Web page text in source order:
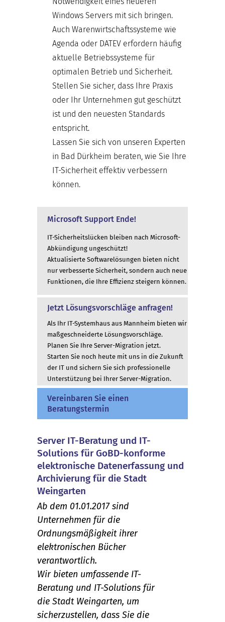
Windows Servers mit sich bringen.
Auch Warenwirtschaftssysteme wie
Agenda oder DATEV erfordern häufig
aktuelle Betriebssysteme für
optimalen Betrieb und Sicherheit.
Stellen Sie sicher, dass Ihre Praxis
oder Ihr Unternehmen gut geschützt
ist und den neuesten Standards
entspricht.
Lassen Sie sich von unseren Experten
in Bad Dürkheim beraten, wie Sie Ihre
IT-Sicherheit effektiv verbessern
können.
Microsoft Support Ende!
IT-Sicherheitslücken bleiben nach Microsoft-
Abkündigung ungeschützt!
Aktualisierte Softwarelösungen bieten nicht
nur verbesserte Sicherheit, sondern auch neue
Funktionen, die Ihre Effizienz steigern können.
Jetzt Lösungsvorschläge anfragen!
Als Ihr IT-Systemhaus aus Mannheim bieten wir
maßgeschneiderte Lösungsvorschläge.
Planen Sie Ihre Server-Migration jetzt.
Starten Sie noch heute mit uns in die Zukunft
der IT und sichern Sie sich professionelle
Unterstützung bei Ihrer Server-Migration.
Vereinbaren Sie einen
Beratungstermin
Server IT-Beratung und IT-
Solutions für GoBD-konforme
elektronische Datenerfassung und
Archivierung für die Stadt
Weingarten
Ab dem 01.01.2017 sind
Unternehmen für die
Ordnungsmäßigkeit ihrer
elektronischen Bücher
verantwortlich.
Wir bieten umfassende IT-
Beratung und IT-Solutions für
die Stadt Weingarten, um
sicherzustellen, dass Sie die